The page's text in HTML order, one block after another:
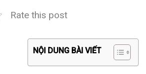
Rate this post
NỘI DUNG BÀI VIẾT